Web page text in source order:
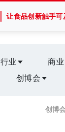
让食品创新触手可
行业 商业
创博会
创博